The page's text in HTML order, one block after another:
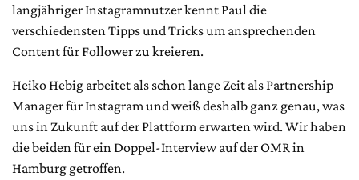
langjähriger Instagramnutzer kennt Paul die
verschiedensten Tipps und Tricks um ansprechenden
Content für Follower zu kreieren.
Heiko Hebig arbeitet als schon lange Zeit als Partnership
Manager für Instagram und weiß deshalb ganz genau, was
uns in Zukunft auf der Plattform erwarten wird. Wir haben
die beiden für ein Doppel-Interview auf der OMR in
Hamburg getroffen.